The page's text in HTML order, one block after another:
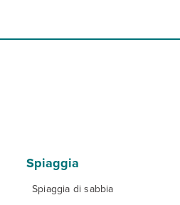
Spiaggia
Spiaggia di sabbia